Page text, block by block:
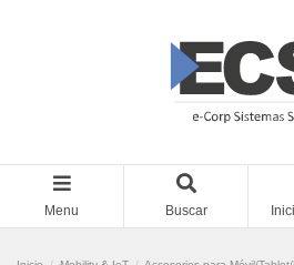
Menu Buscar